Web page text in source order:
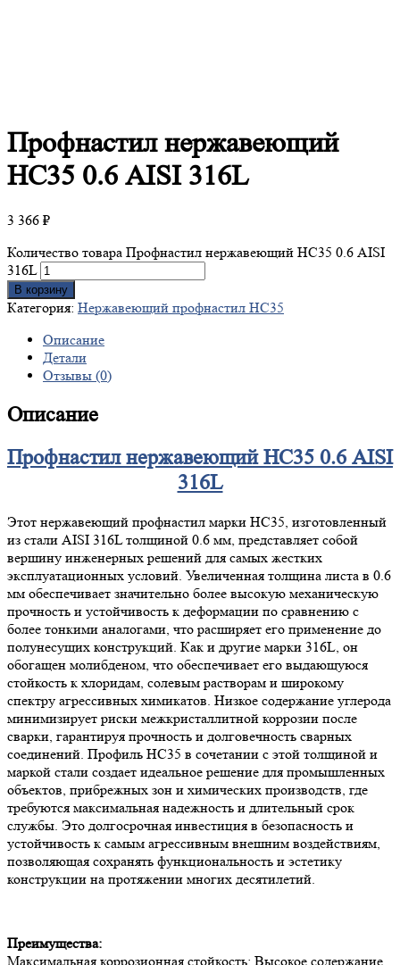
Профнастилнержавеющий
НС35 0.6 AISI 316L
3 366 ₽
Количество товара Профнастил нержавеющий НС35 0.6 AISI
316L
В корзину
Категория: Нержавеющий профнастил НС35
Описание
Детали
Отзывы (0)
Описание
Профнастил нержавеющий НС35 0.6 AISI
316L
Этот нержавеющий профнастил марки НС35, изготовленный
из стали AISI 316L толщиной 0.6 мм, представляет собой
вершину инженерных решений для самых жестких
эксплуатационных условий. Увеличенная толщина листа в 0.6
мм обеспечивает значительно более высокую механическую
прочность и устойчивость к деформации по сравнению с
более тонкими аналогами, что расширяет его применение до
полунесущих конструкций. Как и другие марки 316L, он
обогащен молибденом, что обеспечивает его выдающуюся
стойкость к хлоридам, солевым растворам и широкому
спектру агрессивных химикатов. Низкое содержание углерода
минимизирует риски межкристаллитной коррозии после
сварки, гарантируя прочность и долговечность сварных
соединений. Профиль НС35 в сочетании с этой толщиной и
маркой стали создает идеальное решение для промышленных
объектов, прибрежных зон и химических производств, где
требуются максимальная надежность и длительный срок
службы. Это долгосрочная инвестиция в безопасность и
устойчивость к самым агрессивным внешним воздействиям,
позволяющая сохранять функциональность и эстетику
конструкции на протяжении многих десятилетий.
Преимущества:
Максимальная коррозионная стойкость: Высокое содержание